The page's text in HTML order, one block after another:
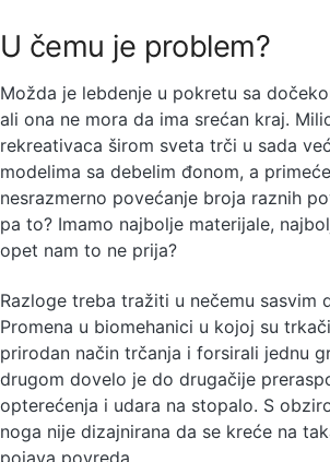
U čemu je problem?
Možda je lebdenje u pokretu sa
ali ona ne mora da ima srećan kraj.
rekreativaca širom sveta trči u sada
modelima sa debelim đonom, a
nesrazmerno povećanje broja raznih
pa to? Imamo najbolje materijale,
opet nam to ne prija?
Razloge treba tražiti u nečemu sasvim
Promena u biomehanici u kojoj su
prirodan način trčanja i forsirali jednu
drugom dovelo je do drugačije
opterećenja i udara na stopalo. S
noga nije dizajnirana da se kreće na
pojava povreda.